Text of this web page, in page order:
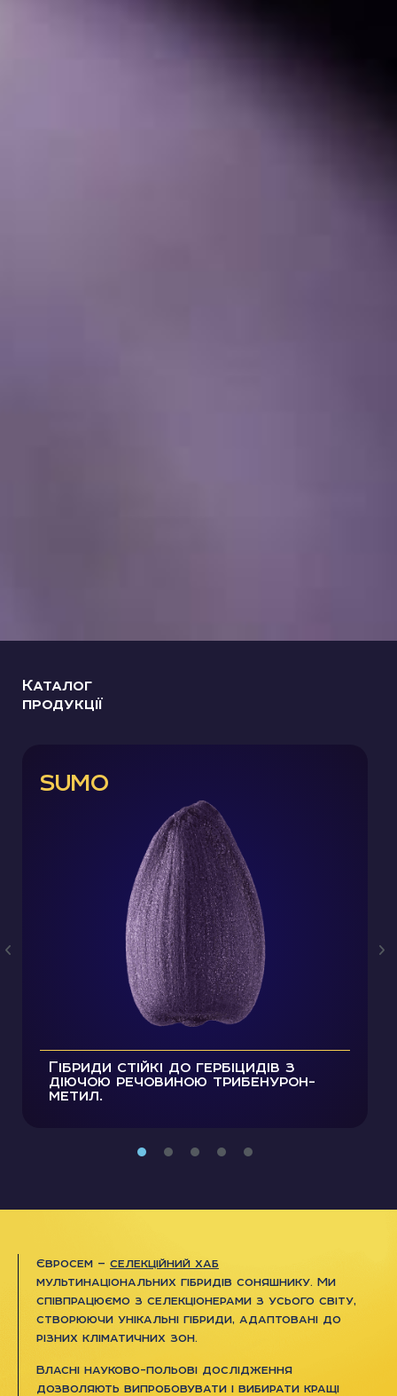
Каталог
продукції
SUMO
Гібриди стійкі до гербіцидів з
діючою речовиною трибенурон-
метил.
Євросем — селекційний хаб
мультинаціональних гібридів соняшнику. Ми
співпрацюємо з селекціонерами з усього світу,
створюючи унікальні гібриди, адаптовані до
різних кліматичних зон.
Власні науково-польові дослідження
дозволяють випробовувати і вибирати кращі